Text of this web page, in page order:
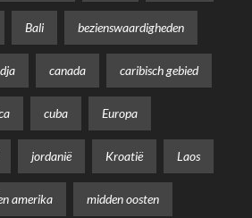
Bali bezienswaardigheden
canada caribisch gebied
cuba Europa
jordanië Kroatië Laos
amerika midden oosten